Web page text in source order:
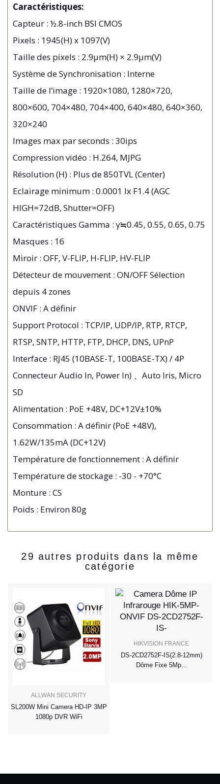
Caractéristiques:
Capteur : ½.8-inch BSI CMOS
Pixels : 1945(H) x 1097(V)
Taille des pixels : 2.9μm(H) × 2.9μm(V)
Système de Synchronisation : Interne
Taille de l’image : 1920×1080, 1280×720,
800×600, 704×480, 704×400, 640×480, 640×360,
320×240
Images max par seconds : 30ips
Compression vidéo : H.264, MJPG
Résolution (H) : Plus de 850TVL (Center)
Eclairage minimum : 0.0001 lx F1.4 (AGC
HIGH=72dB, Shutter=OFF)
Caractéristiques Gamma : γ≒0.45, 0.55, 0.65, 0.75
Masques : 16
Miroir : OFF, V-FLIP, H-FLIP, HV-FLIP
Détecteur de mouvement : ON/OFF Sélection
depuis 4 zones
ONVIF : A définir
Support Protocol : TCP/IP, UDP/IP, RTP, RTCP,
RTSP, SNTP, HTTP, FTP, DHCP, DNS, UPnP
Interface : RJ45 (10BASE-T, 100BASE-TX) / 4P
Connecteur Audio In, Power In) 、Auto Iris, Micro
SD
Alimentation : PoE +48V, DC+12V±10%
Consommation : A définir (PoE +48V),
1.62W/135mA (DC+12V)
Température de fonctionnement : A définir
Température de stockage : -30 - +70°C
Monture : CS
Poids : Environ 80g
29 autres produits dans la même
catégorie
ALLWAN SECURITY
SL200W Mini Camera HD-IP 3MP
1080p DVR WiFi
HIKVISION FRANCE
DS-2CD2752F-IS(2.8-12mm)
Dôme Fixe 5Mp...